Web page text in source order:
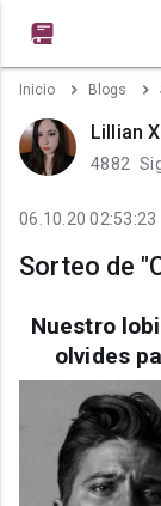
Inicio Blogs
Lillian X
4882
06.10.20 02:53:23
Sorteo de
Nuestro
olvides